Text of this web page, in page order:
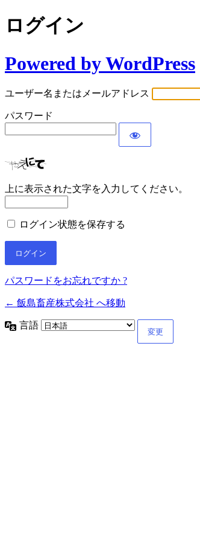
ログイン
Powered by WordPress
ユーザー名またはメールアドレス
パスワード
上に表示された文字を入力してください。
ログイン状態を保存する
パスワードをお忘れですか ?
← 飯島畜産株式会社 へ移動
言語